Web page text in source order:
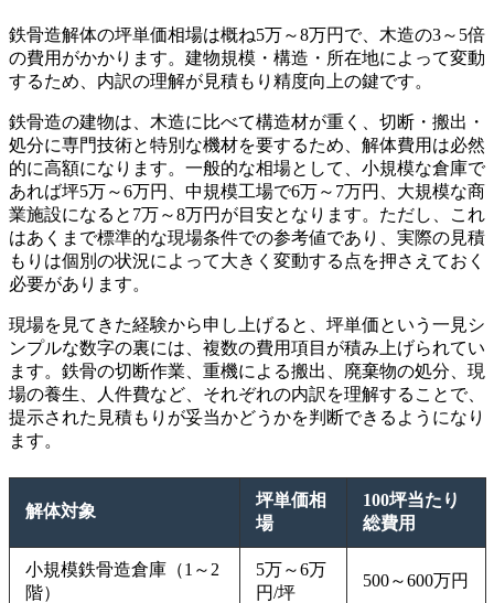
鉄骨造解体の坪単価相場は概ね5万～8万円で、木造の3～5倍
の費用がかかります。建物規模・構造・所在地によって変動
するため、内訳の理解が見積もり精度向上の鍵です。
鉄骨造の建物は、木造に比べて構造材が重く、切断・搬出・
処分に専門技術と特別な機材を要するため、解体費用は必然
的に高額になります。一般的な相場として、小規模な倉庫で
あれば坪5万～6万円、中規模工場で6万～7万円、大規模な商
業施設になると7万～8万円が目安となります。ただし、これ
はあくまで標準的な現場条件での参考値であり、実際の見積
もりは個別の状況によって大きく変動する点を押さえておく
必要があります。
現場を見てきた経験から申し上げると、坪単価という一見シ
ンプルな数字の裏には、複数の費用項目が積み上げられてい
ます。鉄骨の切断作業、重機による搬出、廃棄物の処分、現
場の養生、人件費など、それぞれの内訳を理解することで、
提示された見積もりが妥当かどうかを判断できるようになり
ます。
解体対象
坪単価相
場
100坪当たり
総費用
小規模鉄骨造倉庫（1～2
階）
5万～6万
円/坪
500～600万円